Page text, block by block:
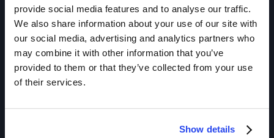
provide social media features and to analyse our traffic.
We also share information about your use of our site with
our social media, advertising and analytics partners who
may combine it with other information that you’ve
provided to them or that they’ve collected from your use
of their services.
Show details
Ausgehend von einer durchschnittlichen jährlichen
Platinrendite von 8 % in den letzten 20 Jahren und dem von
J.P. Morgan prognostizierten Platinpreis von rund 1.800 $
pro Feinunze im Jahr 2026 könnte der Platinpreis im Jahr
2040 bei weit über 5.000 $ pro Feinunze liegen.
Interessieren Sie sich auch für die